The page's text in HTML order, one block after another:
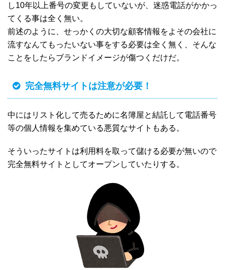
し10年以上番号の変更もしていないが、迷惑電話がかかっ
てくる事は全く無い。
前述のように、せっかくの大切な顧客情報をよその会社に
流すなんてもったいない事をする必要は全く無く、そんな
ことをしたらブランドイメージが傷つくだけだ。
完全無料サイトは注意が必要！
中にはリスト化して売るために名簿屋と結託して電話番号
等の個人情報を集めている悪質なサイトもある。
そういったサイトは利用料を取って儲ける必要が無いので
完全無料サイトとしてオープンしていたりする。